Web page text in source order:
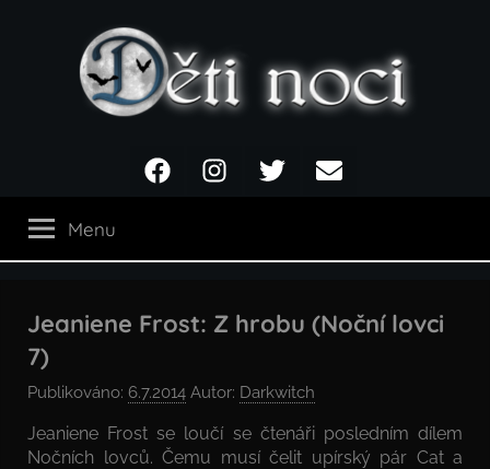
noci
FacebookInstagramTwitter Email
Menu
Jeaniene Frost: Z hrobu (Noční lovci
7)
Publikováno: 6.7.2014 Autor: Darkwitch
Jeaniene Frost se loučí se čtenáři posledním dílem
Nočních lovců. Čemu musí čelit upírský pár Cat a